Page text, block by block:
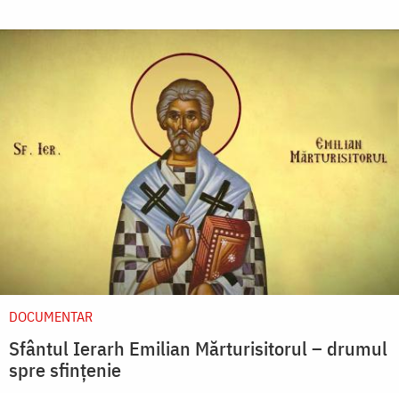
DOCUMENTAR
Sfântul Ierarh Emilian Mărturisitorul – drumul
spre sfințenie